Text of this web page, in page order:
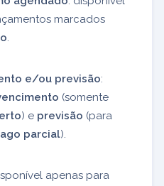
marcados
e/ou previsão:
(somente
) e previsão (para
parcial).
apenas para